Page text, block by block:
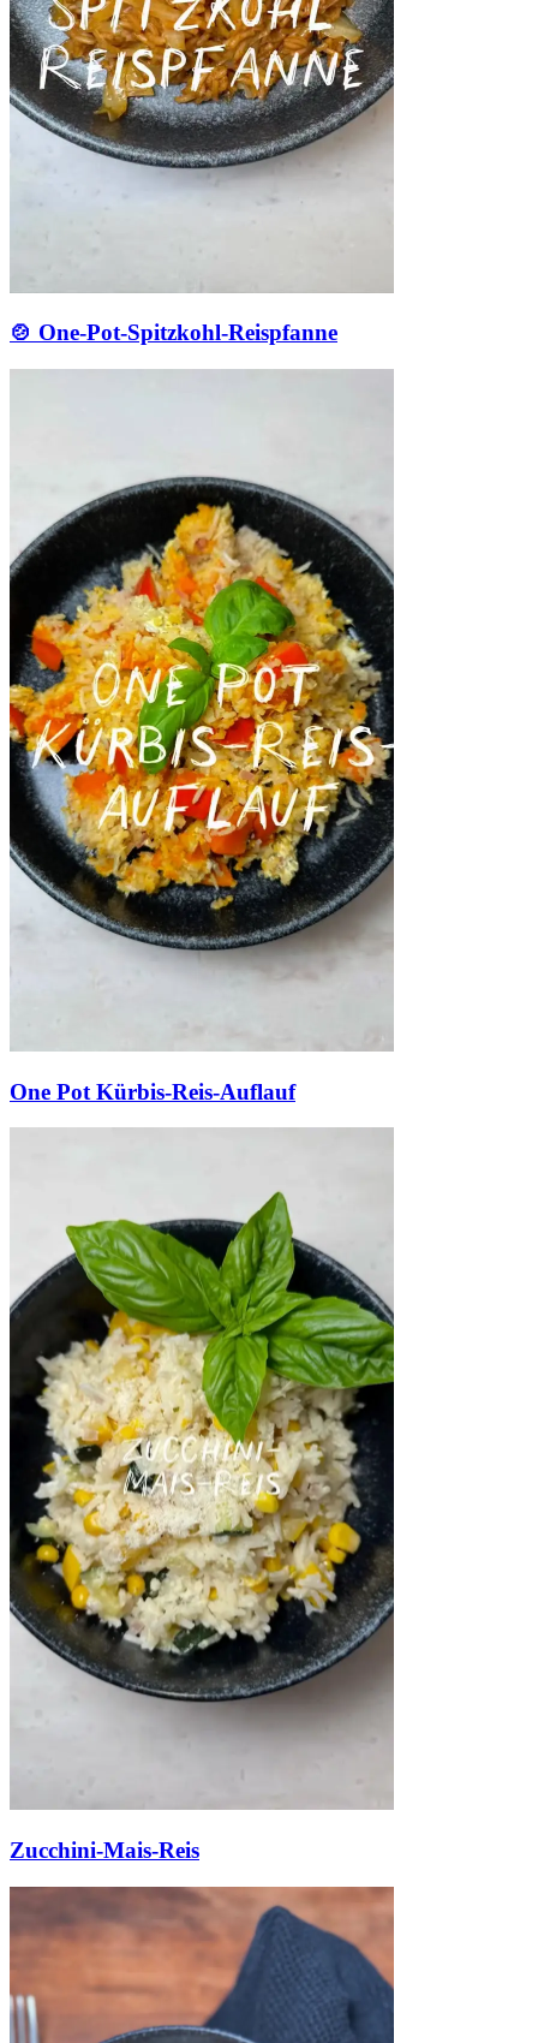
🍲 One-Pot-Spitzkohl-Reispfanne
One Pot Kürbis-Reis-Auflauf
Zucchini-Mais-Reis